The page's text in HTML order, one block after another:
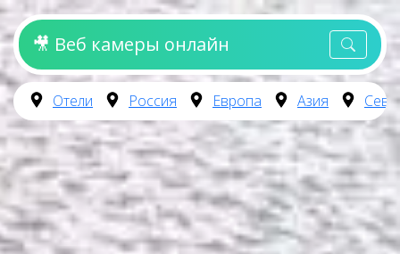
🎥 Веб камеры онлайн
Отели Россия Европа Азия